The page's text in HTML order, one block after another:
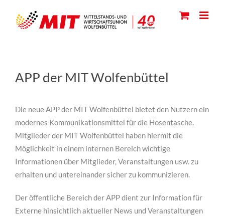
content
APP der MIT Wolfenbüttel
Die neue APP der MIT Wolfenbüttel bietet den Nutzern ein
modernes Kommunikationsmittel für die Hosentasche.
Mitglieder der MIT Wolfenbüttel haben hiermit die
Möglichkeit in einem internen Bereich wichtige
Informationen über Mitglieder, Veranstaltungen usw. zu
erhalten und untereinander sicher zu kommunizieren.
Der öffentliche Bereich der APP dient zur Information für
Externe hinsichtlich aktueller News und Veranstaltungen